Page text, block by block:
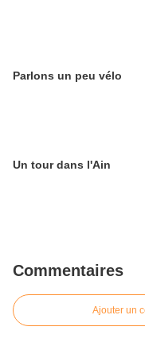
Parlons un peu vélo
Un tour dans l'Ain
Commentaires
Ajouter un